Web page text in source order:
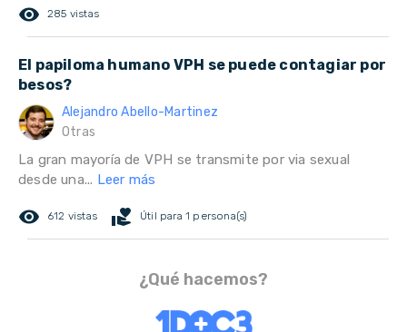
remove_red_eye 285 vistas
El papiloma humano VPH se puede contagiar por
besos?
Alejandro Abello-Martinez
Otras
La gran mayoría de VPH se transmite por via sexual
desde una... Leer más
remove_red_eye 612 vistas volunteer_activism Útil para 1 persona(s)
¿Qué hacemos?